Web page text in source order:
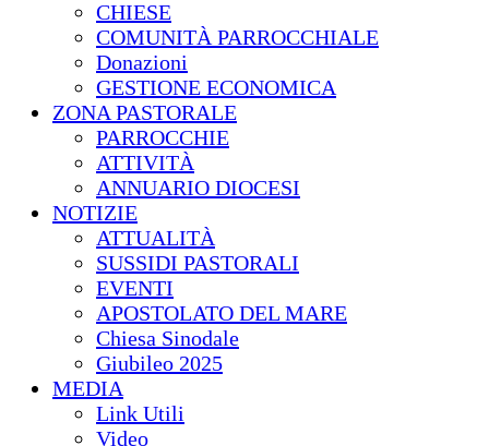
CHIESE
COMUNITÀ PARROCCHIALE
Donazioni
GESTIONE ECONOMICA
ZONA PASTORALE
PARROCCHIE
ATTIVITÀ
ANNUARIO DIOCESI
NOTIZIE
ATTUALITÀ
SUSSIDI PASTORALI
EVENTI
APOSTOLATO DEL MARE
Chiesa Sinodale
Giubileo 2025
MEDIA
Link Utili
Video